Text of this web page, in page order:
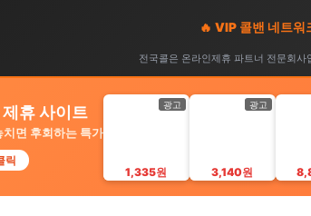
🔥 VIP 콜밴 네트워
전국콜은 온라인제휴 파트너 전문회
휴 사이트
치면 후회하는 특가
릭
광고
1,335원
광고
3,140원